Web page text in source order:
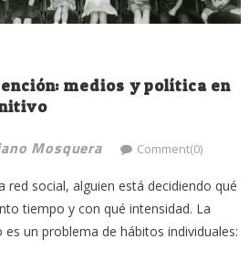
medios y política en
Mosquera Comment(0)
red social, alguien está decidiendo qué
tiempo y con qué intensidad. La
un problema de hábitos individuales: